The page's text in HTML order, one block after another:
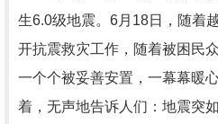
生6.0级地震。6月18日，随着
开抗震救灾工作，随着被困民
一个个被妥善安置，一幕幕暖
着，无声地告诉人们：地震突